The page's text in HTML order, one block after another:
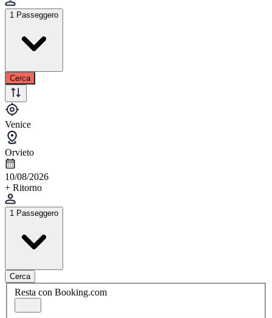
1 Passeggero
Cerca
Venice
Orvieto
10/08/2026
+ Ritorno
1 Passeggero
Cerca
Resta con Booking.com